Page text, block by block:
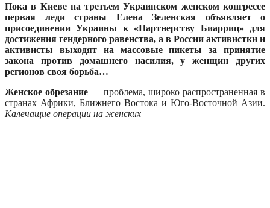
Пока в Киеве на третьем Украинском женском конгрессе
первая леди страны Елена Зеленская объявляет о
присоединении Украины к «Партнерству Биарриц» для
достижения гендерного равенства, а в России активистки и
активисты выходят на массовые пикеты за принятие
закона против домашнего насилия, у женщин других
регионов своя борьба…
Женское обрезание — проблема, широко распространенная в
странах Африки, Ближнего Востока и Юго-Восточной Азии.
Калечащие операции на женских